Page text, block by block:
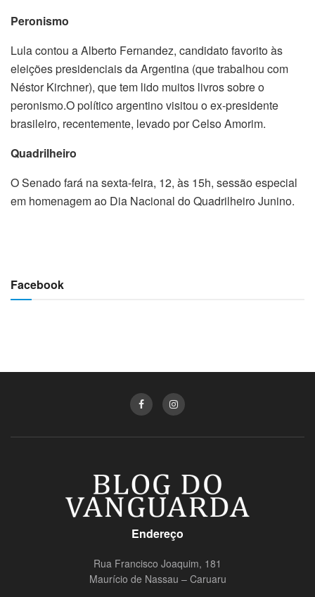
Peronismo
Lula contou a Alberto Fernandez, candidato favorito às
eleições presidenciais da Argentina (que trabalhou com
Néstor Kirchner), que tem lido muitos livros sobre o
peronismo.O político argentino visitou o ex-presidente
brasileiro, recentemente, levado por Celso Amorim.
Quadrilheiro
O Senado fará na sexta-feira, 12, às 15h, sessão especial
em homenagem ao Dia Nacional do Quadrilheiro Junino.
Facebook
Endereço
Rua Francisco Joaquim, 181
Maurício de Nassau – Caruaru